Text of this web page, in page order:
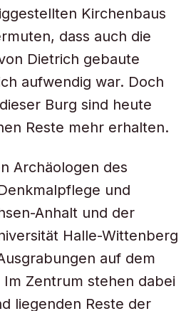
Kirchenbaus
dass auch die
Dietrich gebaute
aufwendig war. Doch
Burg sind heute
Reste mehr erhalten.
Archäologen des
und
Anhalt und der
Halle-Wittenberg
auf dem
Zentrum stehen dabei
liegenden Reste der